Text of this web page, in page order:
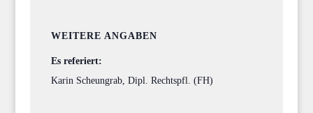
WEITERE ANGABEN
Es referiert:
Karin Scheungrab, Dipl. Rechtspfl. (FH)